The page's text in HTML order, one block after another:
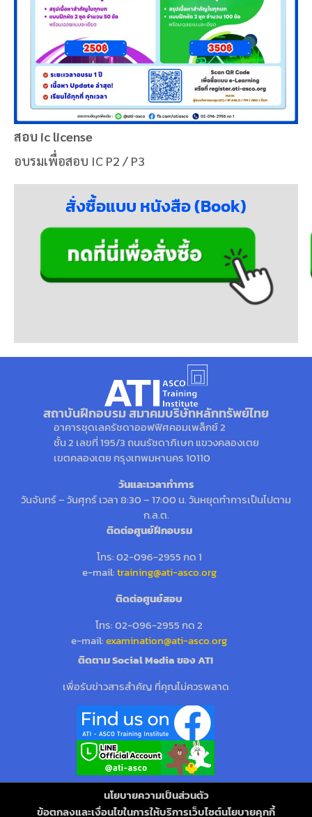
สอบ ic license
อบรมเพื่อสอบ IC P2 / P3
สั่งซื้อแบบ หนังสือ (Book)
สถาบันฝึกอบรม สมาคมบริษัทหลักทรัพย์ไทย
อาคารชุดเลครัชดาออฟฟิศคอมเพล็กซ์ 2
ชั้น 2 เลขที่ 195/3 ถนนรัชดาภิเษก แขวงคลองเตย
เขตคลองเตย กรุงเทพมหานคร 10110
วันและเวลาทำการ
วันจันทร์ – วันศุกร์ เวลา 8:30 – 17:00 น. วันหยุดทำการเป็นไปตาม
ก.ล.ต.
ติดต่อศูนย์ฝึกอบรม
โทร: 02-096-2955 กด 1
e-mail:training@ati-asco.org
ติดต่อศูนย์สอบ
โทร: 02-096-2955 กด 2
e-mail:examination@ati-asco.org
ติดตาม Social Media ของ ATI
เพื่อรับข่าวสารสำคัญ ที่คุณไม่ควรพลาด
นโยบายความเป็นส่วนตัว
ข้อตกลงและเงื่อนไขในการให้บริการเว็บไซต์นโยบายคุกกี้